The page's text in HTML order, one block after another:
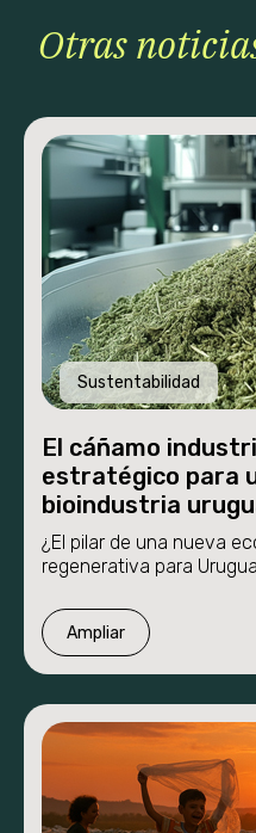
Otras
Sustentabilidad
El cáñamo
estratégico para
bioindustria
¿El pilar de una nueva
regenerativa para
Ampliar